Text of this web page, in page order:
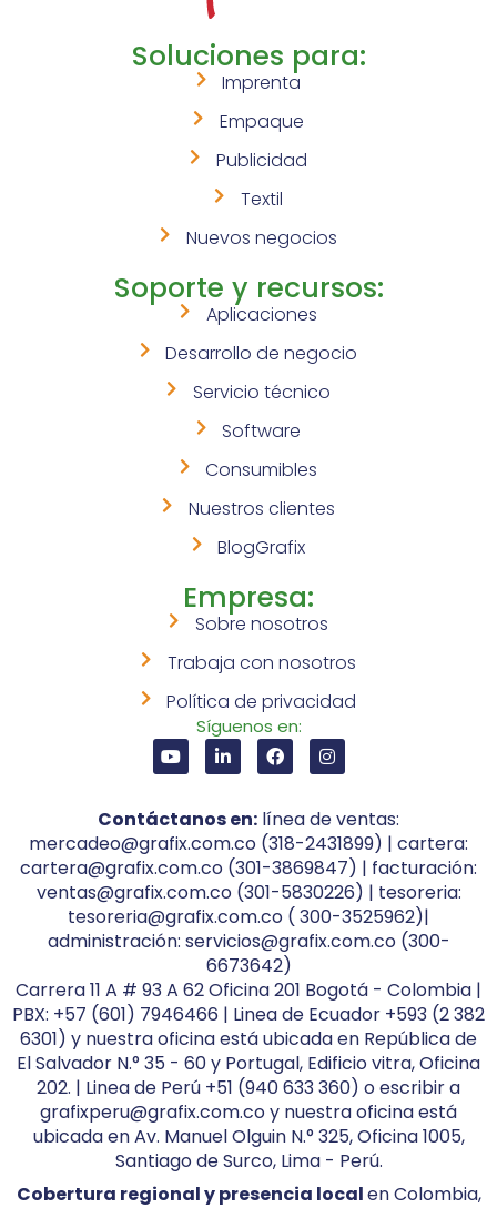
Soluciones para:
Imprenta
Empaque
Publicidad
Textil
Nuevos negocios
Soporte y recursos:
Aplicaciones
Desarrollo de negocio
Servicio técnico
Software
Consumibles
Nuestros clientes
BlogGrafix
Empresa:
Sobre nosotros
Trabaja con nosotros
Política de privacidad
Síguenos en:
Contáctanos en: línea de ventas:
mercadeo@grafix.com.co (318-2431899) | cartera:
cartera@grafix.com.co (301-3869847) | facturación:
ventas@grafix.com.co (301-5830226) | tesoreria:
tesoreria@grafix.com.co ( 300-3525962)|
administración: servicios@grafix.com.co (300-
6673642)
Carrera 11 A # 93 A 62 Oficina 201 Bogotá - Colombia |
PBX: +57 (601) 7946466 | Linea de Ecuador +593 (2 382
6301) y nuestra oficina está ubicada en República de
El Salvador N.° 35 - 60 y Portugal, Edificio vitra, Oficina
202. | Linea de Perú +51 (940 633 360) o escribir a
grafixperu@grafix.com.co y nuestra oficina está
ubicada en Av. Manuel Olguin N.° 325, Oficina 1005,
Santiago de Surco, Lima - Perú.
Cobertura regional y presencia localen Colombia,